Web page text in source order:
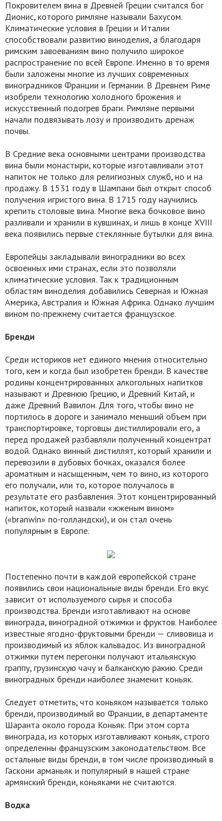
Покровителем вина в Древней Греции считался бог
Дионис, которого римляне называли Бахусом.
Климатические условия в Греции и Италии
способствовали развитию виноделия, а благодаря
римским завоеваниям вино получило широкое
распространение по всей Европе. Именно в то время
были заложены многие из лучших современных
виноградников Франции и Германии. В Древнем Риме
изобрели технологию холодного брожения и
искусственный подогрев браги. Римляне первыми
начали подвязывать лозу и производить дренаж
почвы.
В Средние века основными центрами производства
вина были монастыри, которые изготавливали этот
напиток не только для религиозных служб, но и на
продажу. В 1531 году в Шампани был открыт способ
получения игристого вина. В 1715 году научились
крепить столовые вина. Многие века бочковое вино
разливали и хранили в кувшинах, и лишь в конце XVIII
века появились первые стеклянные бутылки для вина.
Европейцы закладывали виноградники во всех
освоенных ими странах, если это позволяли
климатические условия. Так к традиционным
областям виноделия добавились Северная и Южная
Америка, Австралия и Южная Африка. Однако лучшим
вином по-прежнему считается французское.
Бренди
Среди историков нет единого мнения относительно
того, кем и когда был изобретен бренди. В качестве
родины концентрированных алкогольных напитков
называют и Древнюю Грецию, и Древний Китай, и
даже Древний Вавилон. Для того, чтобы вино не
портилось в дороге и занимало меньший объем при
транспортировке, торговцы дистиллировали его, а
перед продажей разбавляли полученный концентрат
водой. Однако винный дистиллят, который хранили и
перевозили в дубовых бочках, оказался более
ароматным и насыщенным, чем то вино, из которого
его получали, или то, которое получалось в
результате его разбавления. Этот концентрированный
напиток, который назвали «жженым вином»
(«branwin» по-голландски), и он стал очень
популярным в Европе.
Постепенно почти в каждой европейской стране
появились свои национальные виды бренди. Его вкус
зависит от используемого сырья и способа
производства. Бренди изготавливают на основе
винограда, виноградной отжимки и фруктов. Наиболее
известные ягодно-фруктовыми бренди — сливовица и
производимый из яблок кальвадос. Из виноградной
отжимки путем перегонки получают итальянскую
граппу, грузинскую чачу и балканскую ракию. Среди
виноградных бренди наиболее знаменит коньяк.
Следует отметить, что коньяком называется только
бренди, производимый во Франции, в департаменте
Шаранта около города Коньяк. При этом сорта
винограда, из которых изготавливают коньяк, строго
определенны французским законодательством. Все
остальные виды бренди, в том числе производимый в
Гаскони арманьяк и популярный в нашей стране
армянский бренди, коньяками не считаются.
Водка